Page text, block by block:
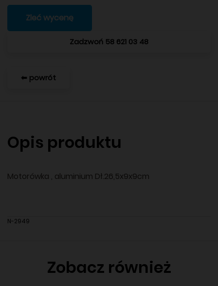
Zleć wycenę
Zadzwoń 58 621 03 48
⬅ powrót
Opis produktu
Motorówka , aluminium Dł.26,5x9x9cm
N-2949
Zobacz również